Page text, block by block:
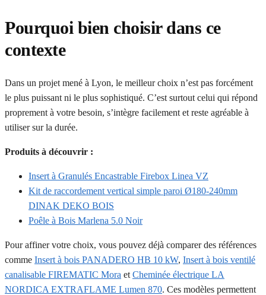
Pourquoi bien choisir dans ce
contexte
Dans un projet mené à Lyon, le meilleur choix n’est pas forcément
le plus puissant ni le plus sophistiqué. C’est surtout celui qui répond
proprement à votre besoin, s’intègre facilement et reste agréable à
utiliser sur la durée.
Produits à découvrir :
Insert à Granulés Encastrable Firebox Linea VZ
Kit de raccordement vertical simple paroi Ø180-240mm
DINAK DEKO BOIS
Poêle à Bois Marlena 5.0 Noir
Pour affiner votre choix, vous pouvez déjà comparer des références
comme Insert à bois PANADERO HB 10 kW, Insert à bois ventilé
canalisable FIREMATIC Mora et Cheminée électrique LA
NORDICA EXTRAFLAME Lumen 870. Ces modèles permettent